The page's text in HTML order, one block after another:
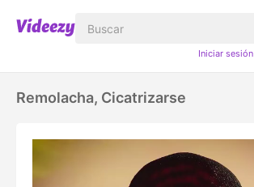
Iniciar sesión
Remolacha, Cicatrizarse